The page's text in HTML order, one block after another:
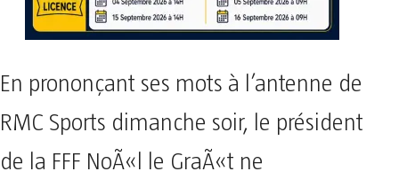
En prononçant ses mots à l’antenne de
RMC Sports dimanche soir, le président
de la FFF NoÃ«l le GraÃ«t ne